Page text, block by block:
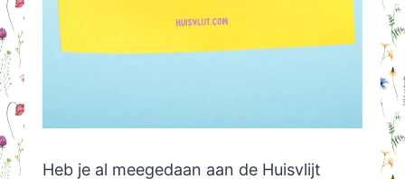
Heb je al meegedaan aan de Huisvlijt